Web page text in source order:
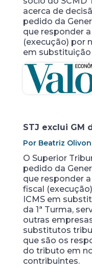
acerca de
pedido da
que responder
(execução) por
em
STJ exclui GM
Por Beatriz Olivon
O Superior
pedido da
que responder
fiscal
ICMS em
da 1ª Turma,
outras
substitutos
que são os
do tributo em
contribuintes.